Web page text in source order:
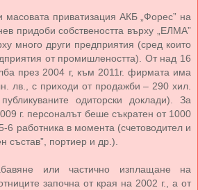
масовата приватизация АКБ „Форес” на
придоби собствеността върху „ЕЛМА”
много други предприятия (сред които
от промишлеността). От над 16
през 2004 г, към 2011г. фирмата има
лв., с приходи от продажби – 290 хил.
одиторски доклади). За
г. персоналът беше съкратен от 1000
6 работника в момента (счетоводител и
състав”, портиер и др.).
или частично изплащане на
започна от края на 2002 г., а от